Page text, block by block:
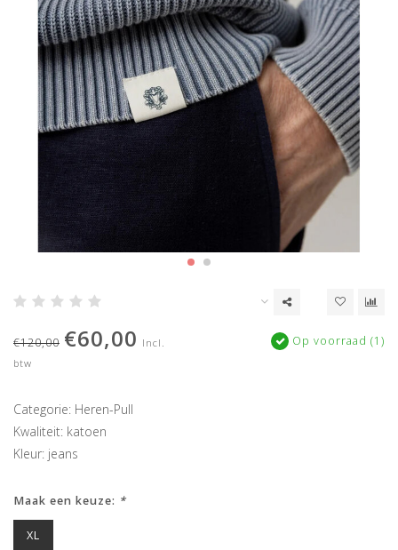
€120,00 €60,00 Incl.
btw
Op voorraad (1)
Categorie: Heren-Pull
Kwaliteit: katoen
Kleur: jeans
Maak een keuze: *
XL